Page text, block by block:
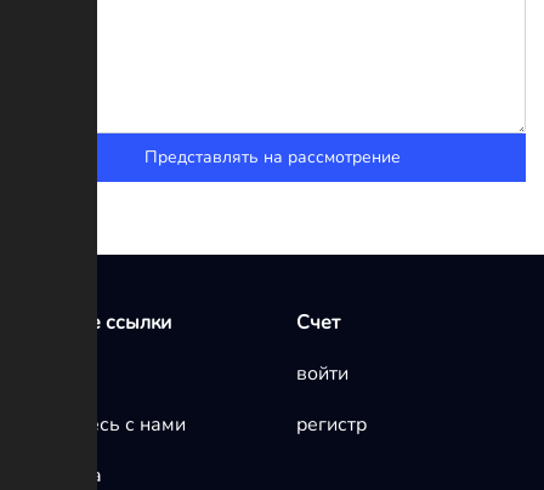
Представлять на рассмотрение
Быстрые ссылки
Свяжитесь с нами
политика
Счет
войти
регистр